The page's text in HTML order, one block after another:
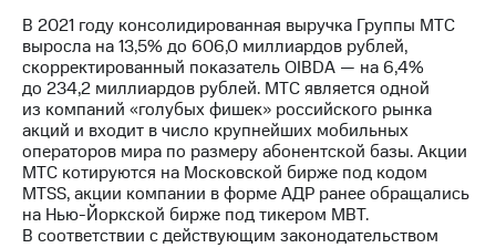
В 2021 году консолидированная выручка Группы МТС
выросла на 13,5% до 606,0 миллиардов рублей,
скорректированный показатель OIBDA — на 6,4%
до 234,2 миллиардов рублей. МТС является одной
из компаний «голубых фишек» российского рынка
акций и входит в число крупнейших мобильных
операторов мира по размеру абонентской базы. Акции
МТС котируются на Московской бирже под кодом
MTSS, акции компании в форме АДР ранее обращались
на Нью-Йоркской бирже под тикером MBT.
В соответствии с действующим законодательством